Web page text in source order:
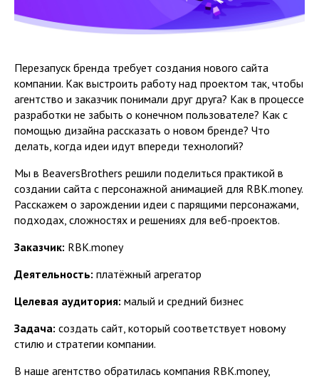
Перезапуск бренда требует создания нового сайта
компании. Как выстроить работу над проектом так, чтобы
агентство и заказчик понимали друг друга? Как в процессе
разработки не забыть о конечном пользователе? Как с
помощью дизайна рассказать о новом бренде? Что
делать, когда идеи идут впереди технологий?
Мы в BeaversBrothers решили поделиться практикой в
создании сайта с персонажной анимацией для RBK.money.
Расскажем о зарождении идеи с парящими персонажами,
подходах, сложностях и решениях для веб-проектов.
Заказчик: RBK.money
Деятельность: платёжный агрегатор
Целевая аудитория: малый и средний бизнес
Задача: создать сайт, который соответствует новому
стилю и стратегии компании.
В наше агентство обратилась компания RBK.money,